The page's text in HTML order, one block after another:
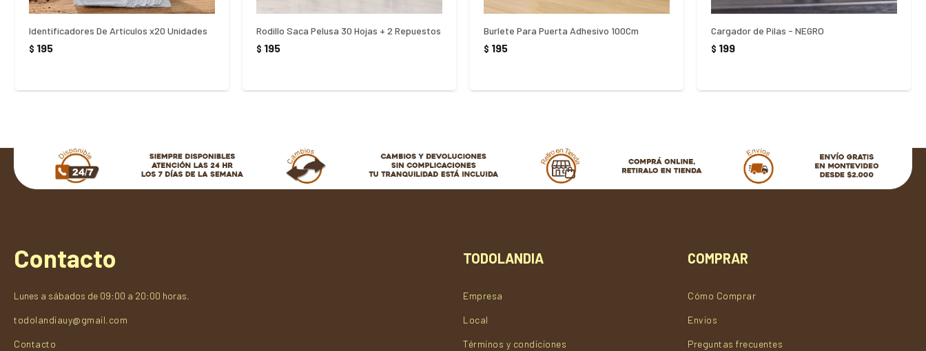
Identificadores De Artículos x20 Unidades
$ 195
Rodillo Saca Pelusa 30 Hojas + 2 Repuestos
$ 195
Burlete Para Puerta Adhesivo 100Cm
$ 195
Cargador de Pilas - NEGRO
$ 199
Contacto
Lunes a sábados de 09:00 a 20:00 horas.
todolandiauy@gmail.com
Contacto
TODOLANDIA
Empresa
Local
Términos y condiciones
COMPRAR
Cómo Comprar
Envios
Preguntas frecuentes